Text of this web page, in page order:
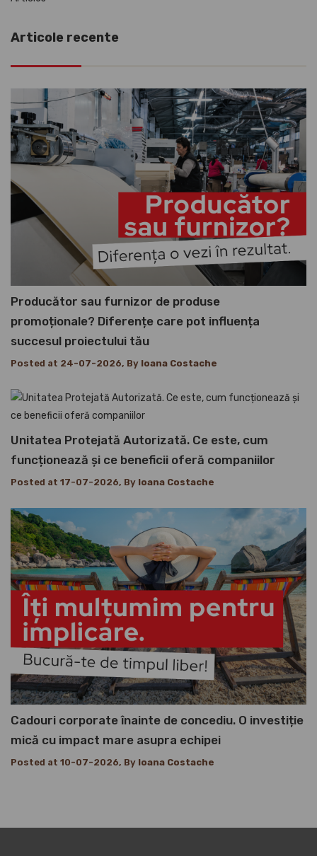
Articole recente
Producător sau furnizor de produse
promoționale? Diferențe care pot influența
succesul proiectului tău
Posted at 24-07-2026, By Ioana Costache
Unitatea Protejată Autorizată. Ce este, cum
funcționează și ce beneficii oferă companiilor
Posted at 17-07-2026, By Ioana Costache
Cadouri corporate înainte de concediu. O investiție
mică cu impact mare asupra echipei
Posted at 10-07-2026, By Ioana Costache